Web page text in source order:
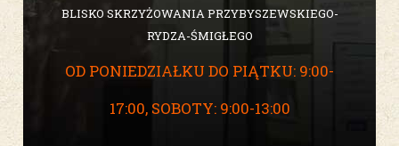
BLISKO SKRZYŻOWANIA PRZYBYSZEWSKIEGO-
RYDZA-ŚMIGŁEGO
OD PONIEDZIAŁKU DO PIĄTKU: 9:00-
17:00, SOBOTY: 9:00-13:00